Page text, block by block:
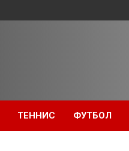
ТЕННИС ФУТБОЛ